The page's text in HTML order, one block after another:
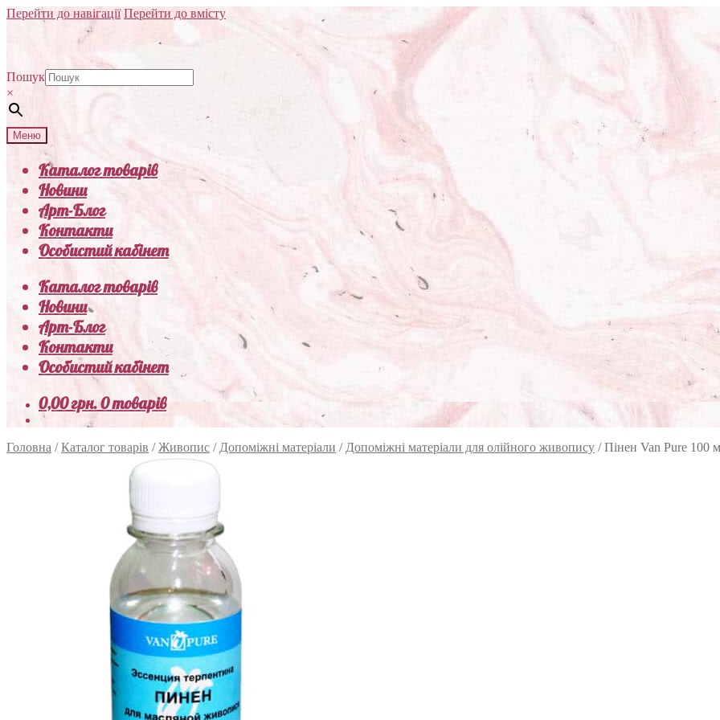
Перейти до навігації Перейти до вмісту
Пошук
×
Меню
Каталог товарів
Новини
Арт-Блог
Контакти
Особистий кабінет
Каталог товарів
Новини
Арт-Блог
Контакти
Особистий кабінет
0,00грн.0 товарів
Головна /Каталог товарів /Живопис / Допоміжні матеріали / Допоміжні матеріали для олійного живопису /Пінен Van Pure 100